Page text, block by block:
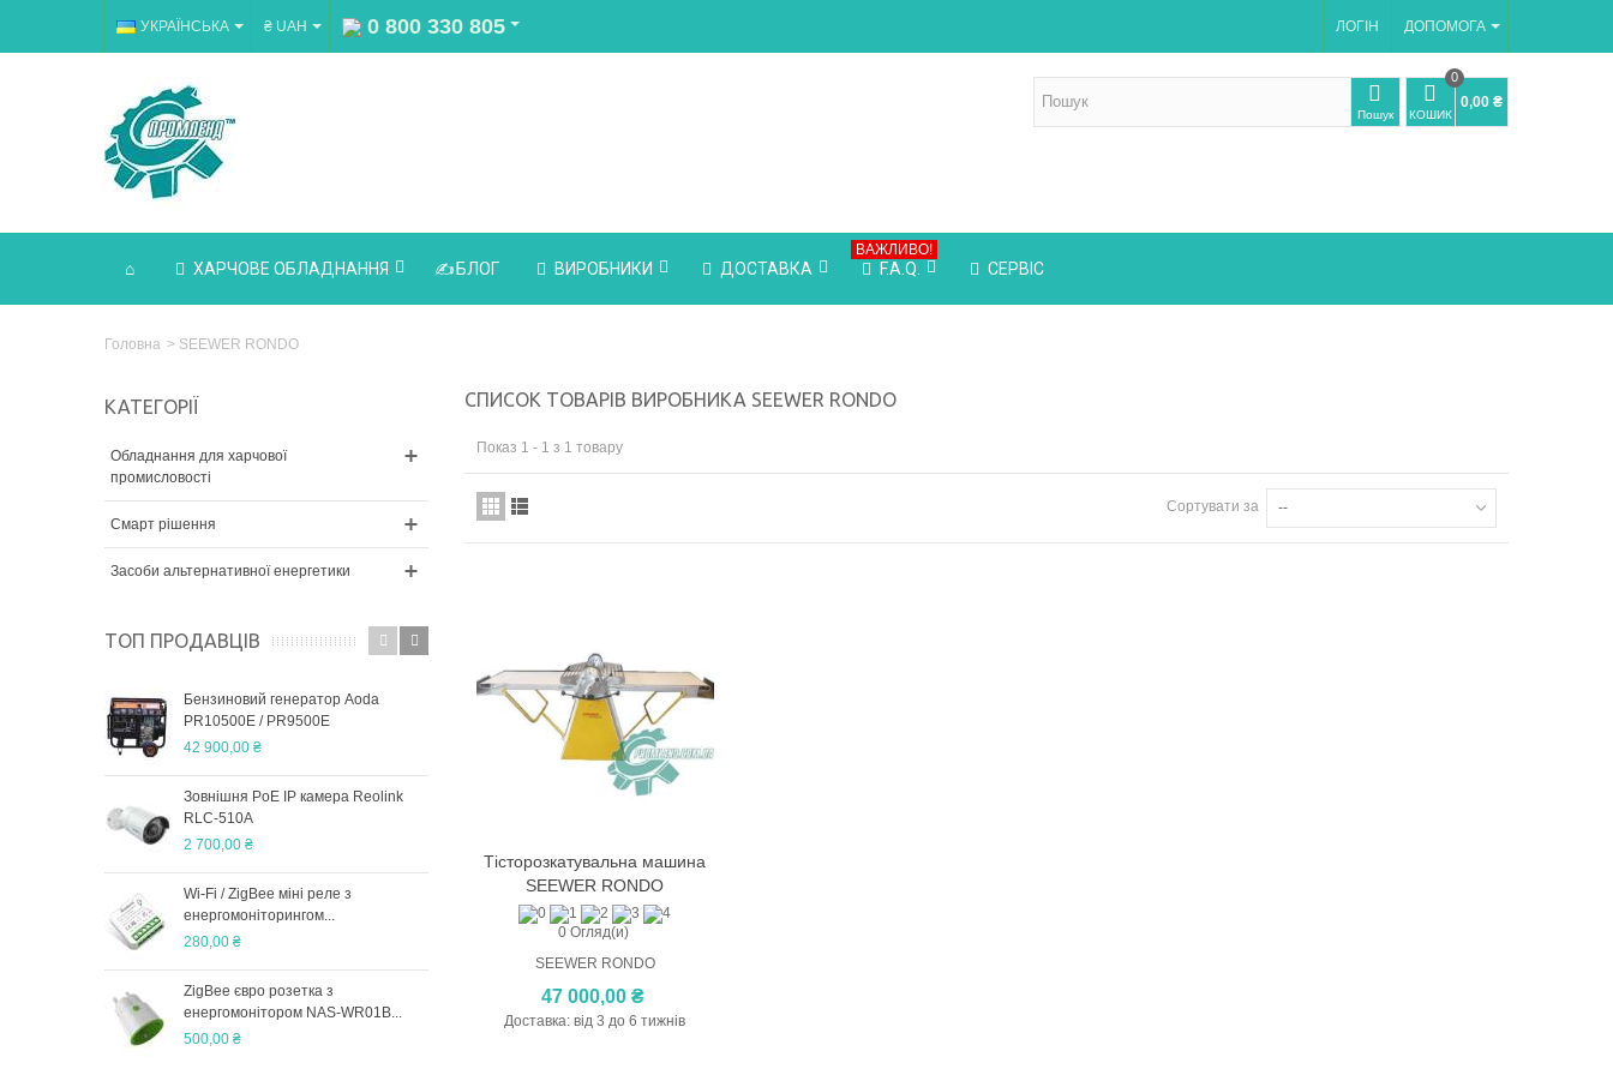
ДОПОМОГА
УКРАЇНСЬКА ₴ UAH 0 800 330 805 ЛОГІН
Пошук КОШИК
0
0,00 ₴
ХАРЧОВЕ ОБЛАДНАННЯ БЛОГ ВИРОБНИКИ ДОСТАВКА F.A.Q.
ВАЖЛИВО!
СЕРВІС
Головна > SEEWER RONDO
КАТЕГОРІЇ
Обладнання для харчової
промисловості
Смарт рішення
Засоби альтернативної енергетики
ТОП ПРОДАВЦІВ
Бензиновий генератор Aoda
PR10500E / PR9500E
42 900,00 ₴
Зовнішня PoE IP камера Reolink
RLC-510A
2 700,00 ₴
Wi-Fi / ZigBee міні реле з
енергомоніторингом...
280,00 ₴
ZigBee євро розетка з
енергомонітором NAS-WR01B...
500,00 ₴
Пневматичний електроклапан
CNYUXI
600,00 ₴
Ajax StarterKit, StarterKit Cam,
Опора Л4-ХТВ
2 000,00 ₴
Двобункерна відсадочна машина
Elcal DAC-600
СПИСОК ТОВАРІВ ВИРОБНИКА SEEWER RONDO
Показ 1 - 1 з 1 товару
Сортувати за --
До кошику
Тісторозкатувальна машина
SEEWER RONDO
0 Огляд(и)
SEEWER RONDO
47 000,00 ₴
Доставка: від 3 до 6 тижнів